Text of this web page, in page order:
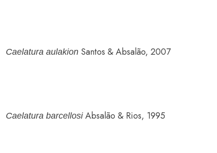
Caelatura aulakion Santos & Absalão, 2007
Caelatura barcellosiAbsalão & Rios, 1995